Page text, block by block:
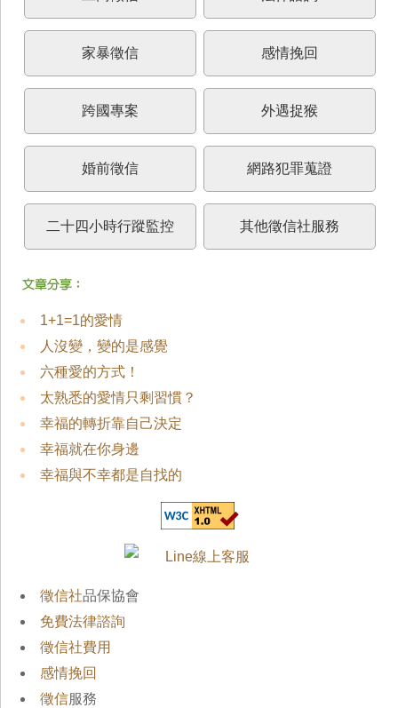
家暴徵信 感情挽回
跨國專案 外遇捉猴
婚前徵信 網路犯罪蒐證
二十四小時行蹤監控 其他徵信社服務
1+1=1的愛情
人沒變，變的是感覺
六種愛的方式！
太熟悉的愛情只剩習慣？
幸福的轉折靠自己決定
幸福就在你身邊
幸福與不幸都是自找的
徵信社品保協會
免費法律諮詢
徵信社費用
感情挽回
徵信服務